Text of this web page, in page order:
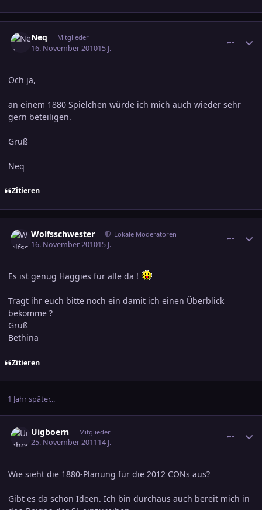
Neq Mitglieder
16. November 201015 J.
Och ja,
an einem 1880 Spielchen würde ich mich auch wieder sehr
gern beteiligen.
Gruß
Neq
Zitieren
Wolfsschwester Lokale Moderatoren
16. November 201015 J.
Es ist genug Haggies für alle da !
Tragt ihr euch bitte noch ein damit ich einen Überblick
bekomme ?
Gruß
Bethina
Zitieren
1 Jahr später...
Uigboern Mitglieder
25. November 201114 J.
Wie sieht die 1880-Planung für die 2012 CONs aus?
Gibt es da schon Ideen. Ich bin durchaus auch bereit mich in